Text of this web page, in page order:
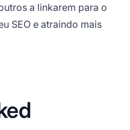
a linkarem para o
SEO e atraindo mais